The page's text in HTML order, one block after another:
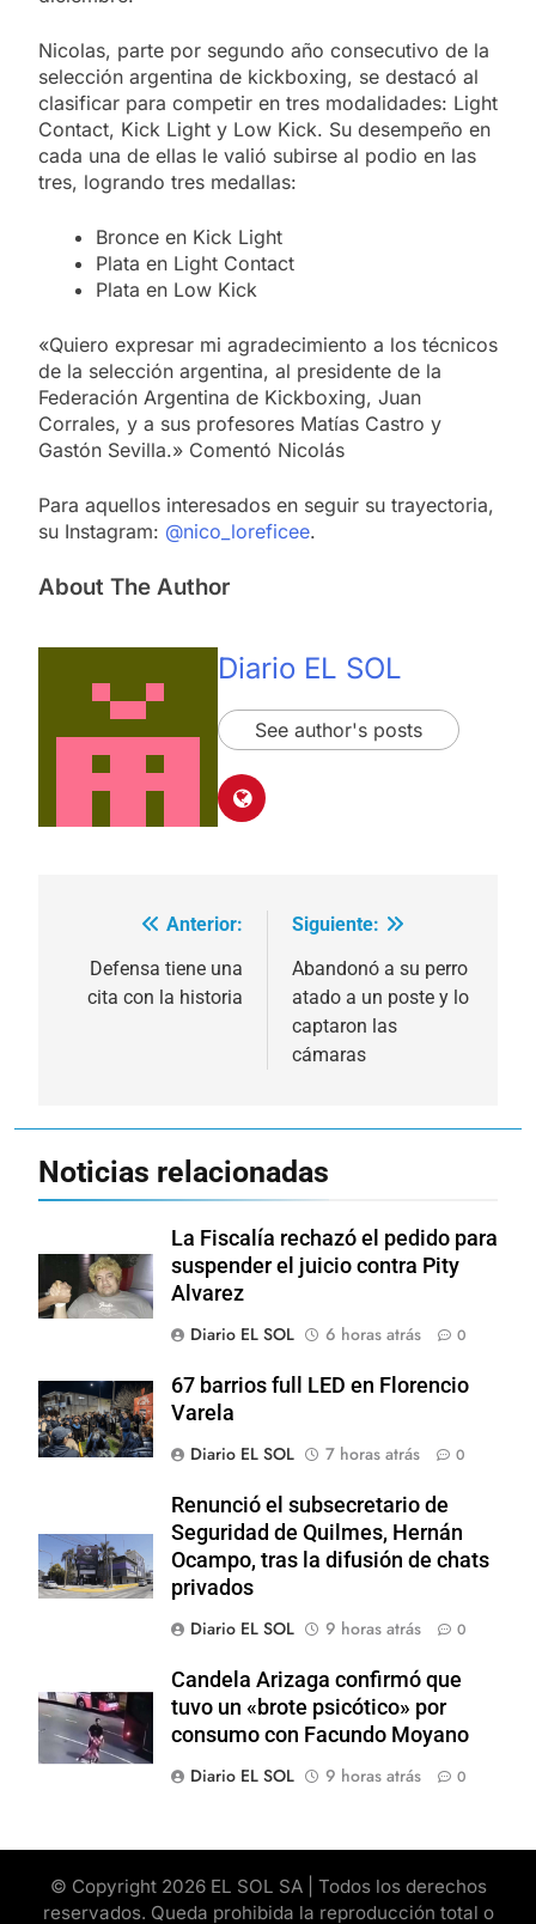
Nicolas, parte por segundo año consecutivo de la
selección argentina de kickboxing, se destacó al
clasificar para competir en tres modalidades: Light
Contact, Kick Light y Low Kick. Su desempeño en
cada una de ellas le valió subirse al podio en las
tres, logrando tres medallas:
Bronce en Kick Light
Plata en Light Contact
Plata en Low Kick
«Quiero expresar mi agradecimiento a los técnicos
de la selección argentina, al presidente de la
Federación Argentina de Kickboxing, Juan
Corrales, y a sus profesores Matías Castro y
Gastón Sevilla.» Comentó Nicolás
Para aquellos interesados en seguir su trayectoria,
su Instagram: @nico_loreficee.
About The Author
Diario EL SOL
See author's posts
Navegación
de
Anterior:
Defensa tiene una
cita con la historia
Siguiente:
Abandonó a su perro
atado a un poste y lo
captaron las
cámaras
Noticias relacionadas
La Fiscalía rechazó el pedido para
suspender el juicio contra Pity
Alvarez
Diario EL SOL
6 horas atrás 0
67 barrios full LED en Florencio
Varela
Diario EL SOL
7 horas atrás 0
Renunció el subsecretario de
Seguridad de Quilmes, Hernán
Ocampo, tras la difusión de chats
privados
Diario EL SOL
9 horas atrás 0
Candela Arizaga confirmó que
tuvo un «brote psicótico» por
consumo con Facundo Moyano
Diario EL SOL
9 horas atrás 0
© Copyright 2026 EL SOL SA | Todos los derechos
reservados. Queda prohibida la reproducción total o